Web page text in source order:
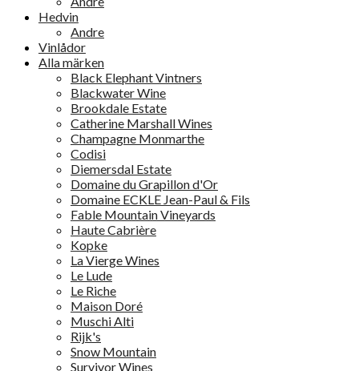
Hedvin
Andre
Vinlådor
Alla märken
Black Elephant Vintners
Blackwater Wine
Brookdale Estate
Catherine Marshall Wines
Champagne Monmarthe
Codisi
Diemersdal Estate
Domaine du Grapillon d'Or
Domaine ECKLE Jean-Paul & Fils
Fable Mountain Vineyards
Haute Cabrière
Kopke
La Vierge Wines
Le Lude
Le Riche
Maison Doré
Muschi Alti
Rijk's
Snow Mountain
Survivor Wines